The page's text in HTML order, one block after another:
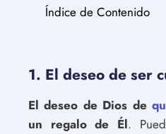
Índice de Contenido
1. El deseo de ser
El deseo de Dios de
un regalo de Él.